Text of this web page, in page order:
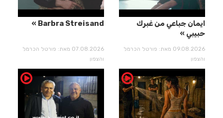
ايمان جباعي من غبرك
حبيبي
09.08.2026 מאת: פורטל הכרמל
והצפון
Barbra Streisand
07.08.2026 מאת: פורטל הכרמל
והצפון